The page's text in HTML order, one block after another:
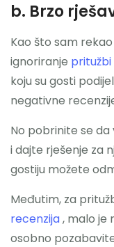
b. Brzo
Kao što sam
ignoriranje pritužbi
koju su gosti
negativne
No pobrinite se
i dajte rješenje za
gostiju možete
Međutim, za
recenzija, malo je
osobno